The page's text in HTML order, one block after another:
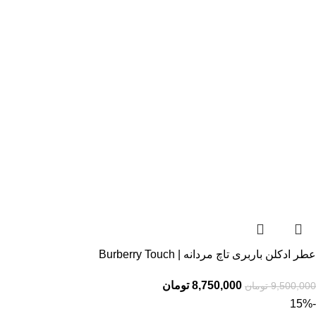
عطر ادکلن باربری تاچ مردانه | Burberry Touch
9,500,000 تومان 8,750,000 تومان
-15%